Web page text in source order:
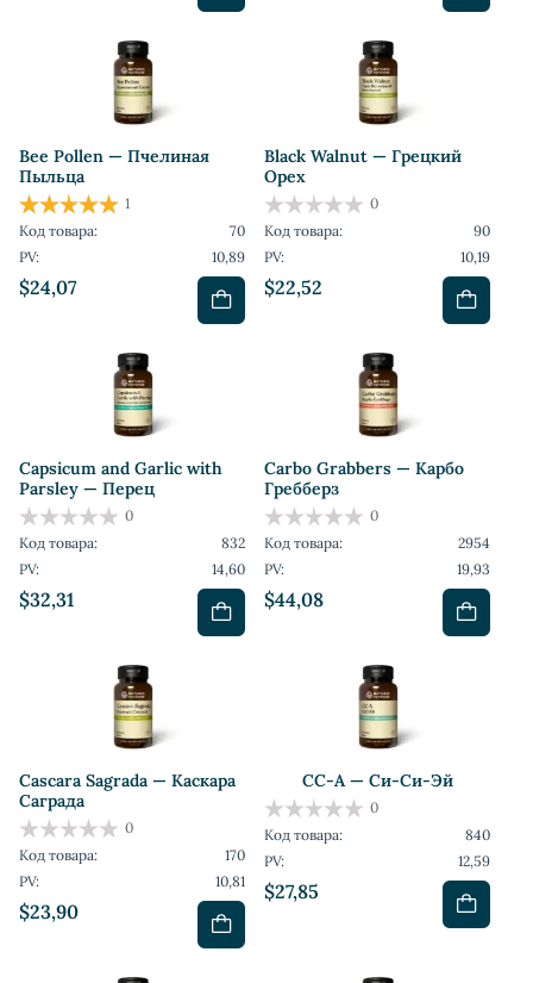
Bee Pollen — Пчелиная
Пыльца
$24,07
1
Код товара:
70
PV:
10,89
Black Walnut — Грецкий
Орех
$22,52
0
Код товара:
90
PV:
10,19
Capsicum and Garlic with
Parsley — Перец
$32,31
0
Код товара:
832
PV:
14,60
Carbo Grabbers — Карбо
Гребберз
$44,08
0
Код товара:
2954
PV:
19,93
Cascara Sagrada — Каскара
Саграда
$23,90
0
Код товара:
170
PV:
10,81
CC-A — Си-Си-Эй
$27,85
0
Код товара:
840
PV:
12,59